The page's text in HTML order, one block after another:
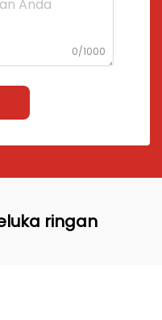
0/1000
ringan